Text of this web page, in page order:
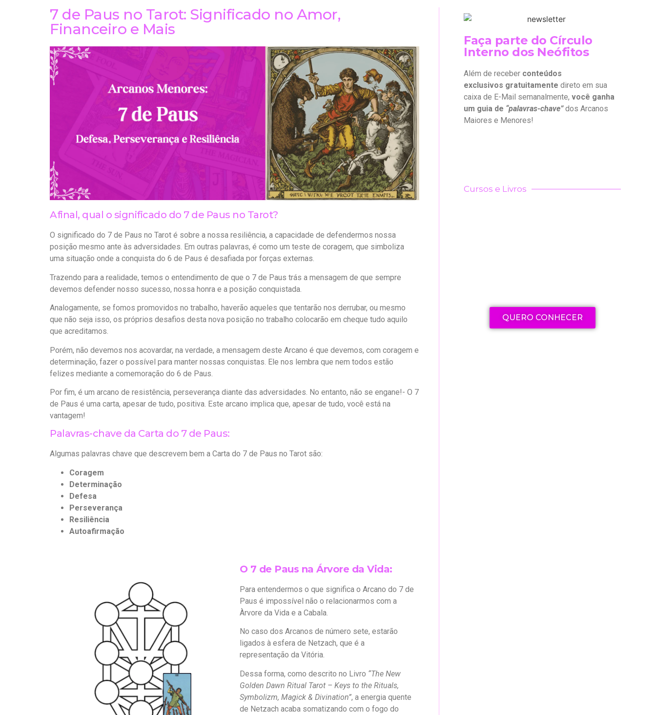
7 de Paus no Tarot: Significado no Amor,
Financeiro e Mais
Afinal, qual o significado do 7 de Paus no Tarot?
O significado do 7 de Paus no Tarot é sobre a nossa resiliência, a capacidade de defendermos nossa
posição mesmo ante às adversidades. Em outras palavras, é como um teste de coragem, que simboliza
uma situação onde a conquista do 6 de Paus é desafiada por forças externas.
Trazendo para a realidade, temos o entendimento de que o 7 de Paus trás a mensagem de que sempre
devemos defender nosso sucesso, nossa honra e a posição conquistada.
Analogamente, se fomos promovidos no trabalho, haverão aqueles que tentarão nos derrubar, ou mesmo
que não seja isso, os próprios desafios desta nova posição no trabalho colocarão em cheque tudo aquilo
que acreditamos.
Porém, não devemos nos acovardar, na verdade, a mensagem deste Arcano é que devemos, com coragem e
determinação, fazer o possível para manter nossas conquistas. Ele nos lembra que nem todos estão
felizes mediante a comemoração do 6 de Paus.
Por fim, é um arcano de resistência, perseverança diante das adversidades. No entanto, não se engane!- O 7
de Paus é uma carta, apesar de tudo, positiva. Este arcano implica que, apesar de tudo, você está na
vantagem!
Palavras-chave da Carta do 7 de Paus:
Algumas palavras chave que descrevem bem a Carta do 7 de Paus no Tarot são:
Coragem
Determinação
Defesa
Perseverança
Resiliência
Autoafirmação
O 7 de Paus na Árvore da Vida:
Para entendermos o que significa o Arcano do 7 de
Paus é impossível não o relacionarmos com a
Àrvore da Vida e a Cabala.
No caso dos Arcanos de número sete, estarão
ligados à esfera de Netzach, que é a
representação da Vitória.
Dessa forma, como descrito no Livro “The New
Golden Dawn Ritual Tarot – Keys to the Rituals,
Symbolizm, Magick & Divination”, a energia quente
de Netzach acaba somatizando com o fogo do
Faça parte do Círculo
Interno dos Neófitos
Além de receber conteúdos
exclusivos gratuitamente direto em sua
caixa de E-Mail semanalmente, você ganha
um guia de “palavras-chave”dos Arcanos
Maiores e Menores!
Cursos e Livros
QUERO CONHECER